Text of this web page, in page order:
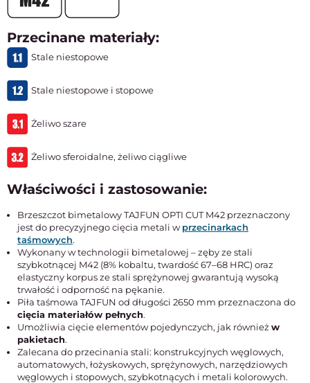
Przecinane materiały:
Stale niestopowe
Stale niestopowe i stopowe
Żeliwo szare
Żeliwo sferoidalne, żeliwo ciągliwe
Właściwości i zastosowanie:
Brzeszczot bimetalowy TAJFUN OPTI CUT M42 przeznaczony
jest do precyzyjnego cięcia metali wprzecinarkach
taśmowych.
Wykonany w technologii bimetalowej – zęby ze stali
szybkotnącej M42 (8% kobaltu, twardość 67–68 HRC) oraz
elastyczny korpus ze stali sprężynowej gwarantują wysoką
trwałość i odporność na pękanie.
Piła taśmowa TAJFUN od długości 2650 mm przeznaczona do
cięcia materiałów pełnych.
Umożliwia cięcie elementów pojedynczych, jak również w
pakietach.
Zalecana do przecinania stali: konstrukcyjnych węglowych,
automatowych, łożyskowych, sprężynowych, narzędziowych
węglowych i stopowych, szybkotnących i metali kolorowych.